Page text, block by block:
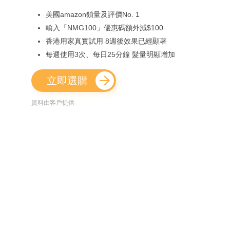
美國amazon鎖量及評價No. 1
輸入「NMG100」優惠碼額外減$100
香港用家真實試用 8週後效果已經顯著
每週使用3次、每日25分鐘 髮量明顯增加
立即選購
資料由客戶提供